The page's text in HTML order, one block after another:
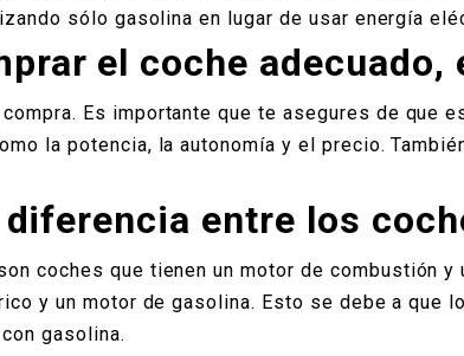
sólo gasolina en lugar de usar energía
el coche
compra. Es importante que te asegures de que
la potencia, la autonomía y el precio.
diferencia entre los
coches que tienen un motor de combustión
y un motor de gasolina. Esto se debe a
gasolina.